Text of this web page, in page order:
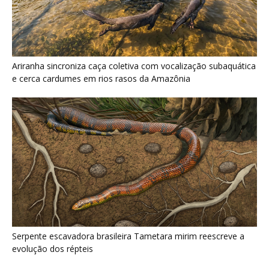
Serpente escavadora brasileira Tametara mirim reescreve a
evolução dos répteis
Últimas noticias
Nova espécie de rã é descoberta em florestas
do Acre
5 de agosto de 2026
Fertilizante inteligente da USP pode regenerar
solos degradados
5 de agosto de 2026